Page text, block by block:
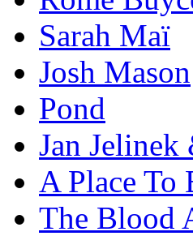
Sarah Maï
Josh Mason
Pond
Jan
A Place To
The Blood